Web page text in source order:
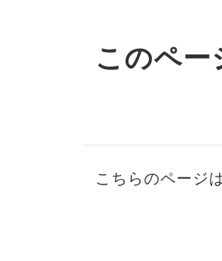
このペー
こちらのページ